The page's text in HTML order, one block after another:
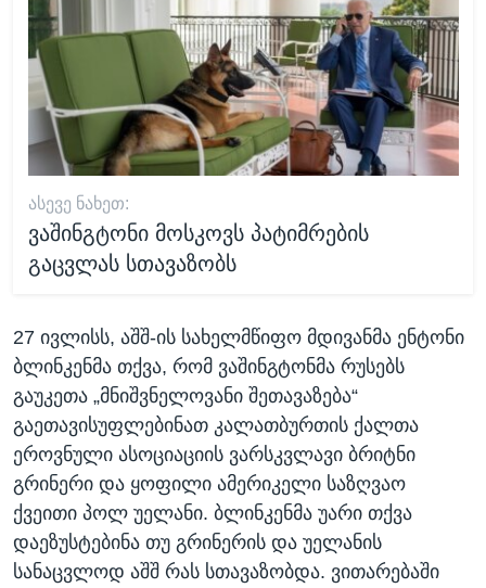
ᲐᲡᲔᲕᲔ ᲜᲐᲮᲔᲗ:
ვაშინგტონი მოსკოვს პატიმრების
გაცვლას სთავაზობს
27 ივლისს, აშშ-ის სახელმწიფო მდივანმა ენტონი
ბლინკენმა თქვა, რომ ვაშინგტონმა რუსებს
გაუკეთა „მნიშვნელოვანი შეთავაზება“
გაეთავისუფლებინათ კალათბურთის ქალთა
ეროვნული ასოციაციის ვარსკვლავი ბრიტნი
გრინერი და ყოფილი ამერიკელი საზღვაო
ქვეითი პოლ უელანი. ბლინკენმა უარი თქვა
დაეზუსტებინა თუ გრინერის და უელანის
სანაცვლოდ აშშ რას სთავაზობდა. ვითარებაში